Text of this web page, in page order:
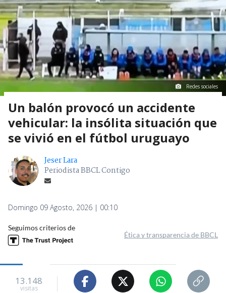
Redes sociales
Un balón provocó un accidente
vehicular: la insólita situación que
se vivió en el fútbol uruguayo
Jeser Lara
Periodista BBCL Contigo
Domingo 09 Agosto, 2026 | 00:10
Seguimos criterios de
Ética y transparencia de BBCL
13.148
visitas